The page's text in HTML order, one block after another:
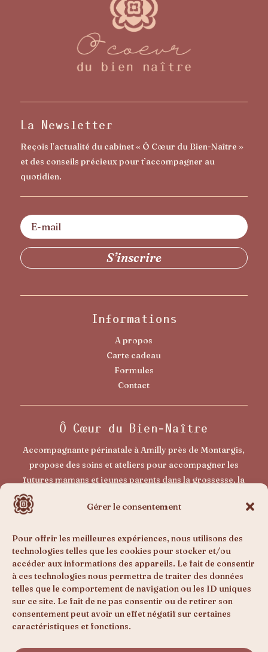
Gérer le consentement
Pour offrir les meilleures expériences, nous utilisons des
technologies telles que les cookies pour stocker et/ou
accéder aux informations des appareils. Le fait de consentir
à ces technologies nous permettra de traiter des données
telles que le comportement de navigation ou les ID uniques
sur ce site. Le fait de ne pas consentir ou de retirer son
consentement peut avoir un effet négatif sur certaines
caractéristiques et fonctions.
La Newsletter
Reçois l’actualité du cabinet « Ô Cœur du Bien-Naître »
et des conseils précieux pour t’accompagner au
quotidien.
Informations
A propos
Carte cadeau
Formules
Contact
Ô Cœur du Bien-Naître
Accompagnante périnatale à Amilly près de Montargis,
propose des soins et ateliers pour accompagner les
futures mamans et jeunes parents dans la grossesse, la
naissance et le post-partum. Un accompagnement doux
pour vivre sa maternité avec plus de sérénité et de
Prestations
Grossesse
Bébé
Postpartum